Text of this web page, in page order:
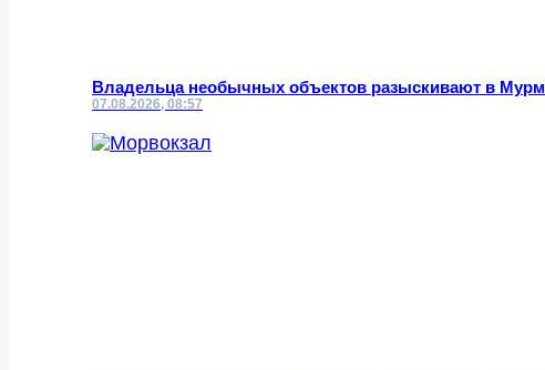
Владельца необычных объектов разыскивают в
07.08.2026, 08:57